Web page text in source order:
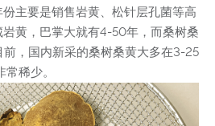
主要是销售岩黄、松针层孔菌等高
黄，巴掌大就有4-50年，而桑树桑
，国内新采的桑树桑黄大多在3-25
稀少。